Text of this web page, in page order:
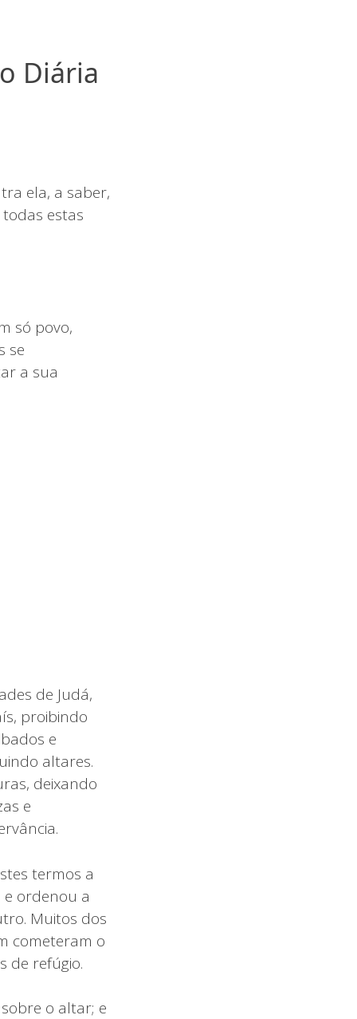
Diária
ela, a saber,
estas
só povo,
se
a sua
de Judá,
proibindo
e
altares.
deixando
e
termos a
ordenou a
Muitos dos
cometeram o
de refúgio.
o altar; e